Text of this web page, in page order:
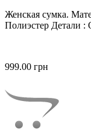
Женская сумка.
Полиэстер Детали :
999.00 грн